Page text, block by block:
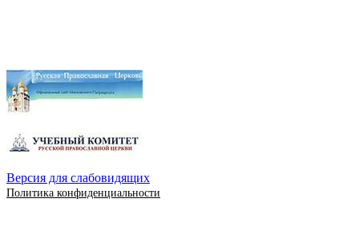
Версия для слабовидящих
Политика конфиденциальности